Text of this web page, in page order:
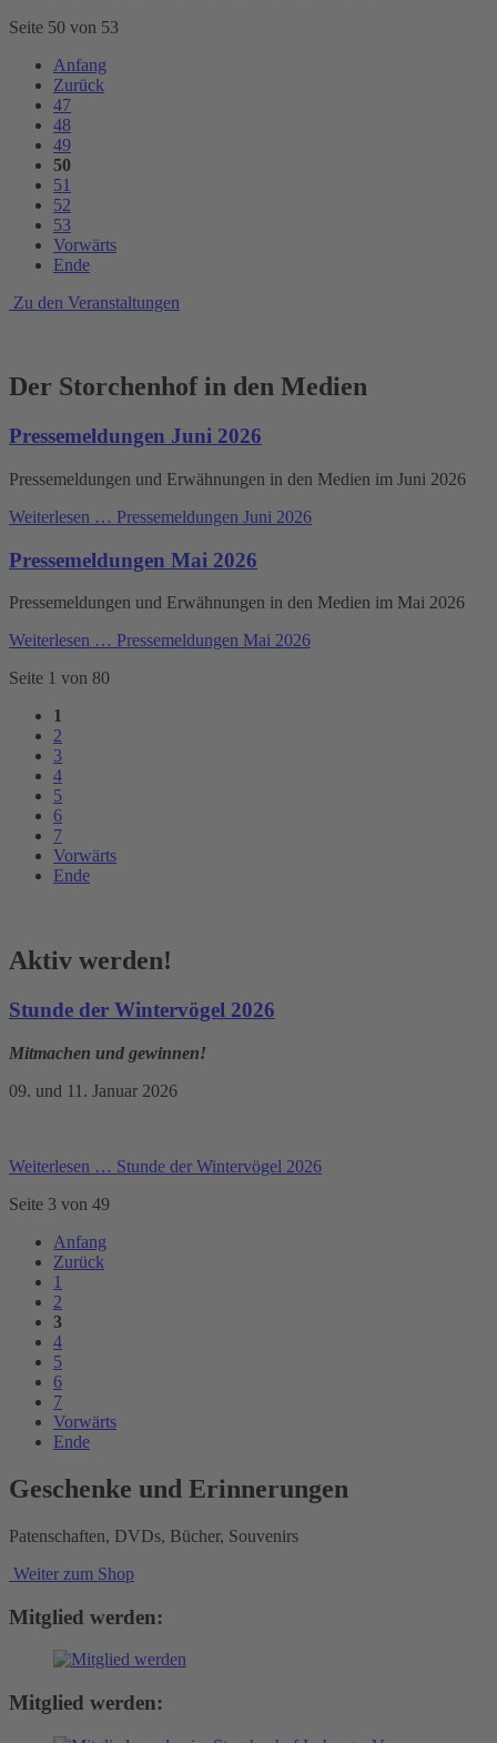
Seite 50 von 53
Anfang
Zurück
47
48
49
50
51
52
53
Vorwärts
Ende
Zu den Veranstaltungen
Der Storchenhof in den Medien
Pressemeldungen Juni 2026
Pressemeldungen und Erwähnungen in den Medien im Juni 2026
Weiterlesen … Pressemeldungen Juni 2026
Pressemeldungen Mai 2026
Pressemeldungen und Erwähnungen in den Medien im Mai 2026
Weiterlesen … Pressemeldungen Mai 2026
Seite 1 von 80
1
2
3
4
5
6
7
Vorwärts
Ende
Aktiv werden!
Stunde der Wintervögel 2026
Mitmachen und gewinnen!
09. und 11. Januar 2026
Weiterlesen … Stunde der Wintervögel 2026
Seite 3 von 49
Anfang
Zurück
1
2
3
4
5
6
7
Vorwärts
Ende
Geschenke und Erinnerungen
Patenschaften, DVDs, Bücher, Souvenirs
Weiter zum Shop
Mitglied werden:
Mitglied werden: